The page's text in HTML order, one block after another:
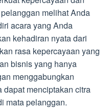
melihat Anda
acara yang Anda
kehadiran nyata dari
rasa kepercayaan yang
bisnis yang hanya
menggabungkan
menciptakan citra
mata pelanggan.